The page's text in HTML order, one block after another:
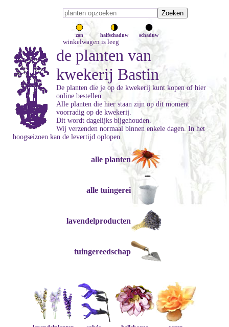
zon halfschaduw schaduw
winkelwagen is leeg
de planten van
kwekerij Bastin
De planten die je op de kwekerij kunt kopen of hier
online bestellen.
Alle planten die hier staan zijn op dit moment
voorradig op de kwekerij.
Dit wordt dagelijks bijgehouden.
Wij verzenden normaal binnen enkele dagen. In het
hoogseizoen kan de levertijd oplopen.
alle planten
alle tuingerei
lavendelproducten
tuingereedschap